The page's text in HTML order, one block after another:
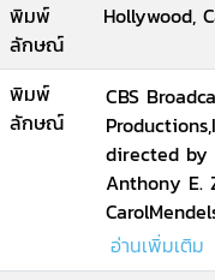
พิมพ์
ลักษณ์
Hollywood,
พิมพ์
ลักษณ์
CBS
directed by
Anthony E.
Andrew
อ่านเพิ่มเติม